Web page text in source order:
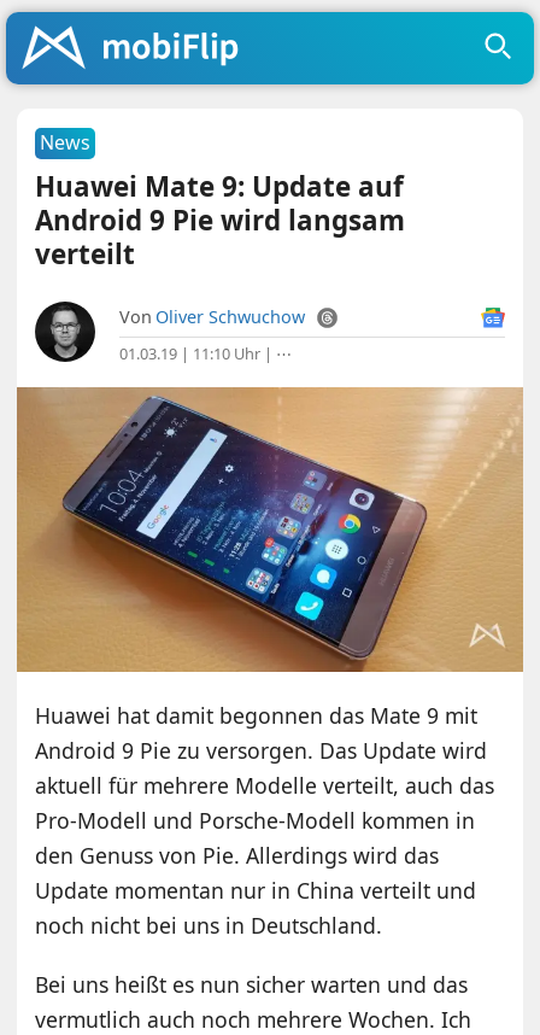
News
Huawei Mate 9: Update auf
Android 9 Pie wird langsam
verteilt
Von Oliver Schwuchow
01.03.19 | 11:10 Uhr | ⋯
Huawei hat damit begonnen das Mate 9 mit
Android 9 Pie zu versorgen. Das Update wird
aktuell für mehrere Modelle verteilt, auch das
Pro-Modell und Porsche-Modell kommen in
den Genuss von Pie. Allerdings wird das
Update momentan nur in China verteilt und
noch nicht bei uns in Deutschland.
Bei uns heißt es nun sicher warten und das
vermutlich auch noch mehrere Wochen. Ich